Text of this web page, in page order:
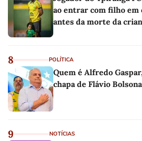
ao entrar com filho em
antes da morte da
8 POLÍTICA
Quem é Alfredo
chapa de Flávio
9 NOTÍCIAS